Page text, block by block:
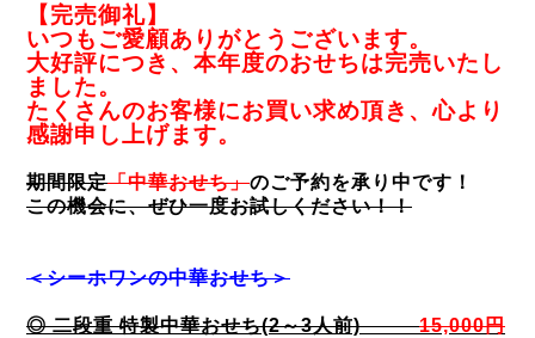
【完売御礼】
いつもご愛顧ありがとうございます。
大好評につき、本年度のおせちは完売いたし
ました。
たくさんのお客様にお買い求め頂き、心より
感謝申し上げます。
期間限定「中華おせち」のご予約を承り中です！
この機会に、ぜひ一度お試しください！！
＜シーホワンの中華おせち＞
◎ 二段重 特製中華おせち(2～3人前)15,000円